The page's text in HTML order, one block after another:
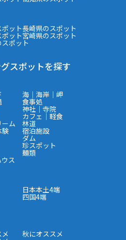
ット長崎県のスポット
ット宮崎県のスポット
ポット
スポットを探す
海｜海岸｜岬
食事処
神社｜寺院
カフェ｜軽食
ーム 林道
験 宿泊施設
ダム
珍スポット
麺類
ス
日本本土4端
四国4端
秋にオススメ